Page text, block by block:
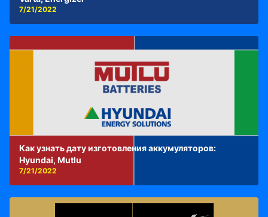
7/21/2022
Как узнать дату изготовления аккумуляторов:
Hyundai, Mutlu
7/21/2022